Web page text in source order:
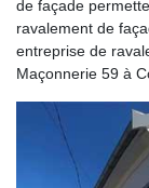
de façade
ravalement de
entreprise de
Maçonnerie 59 à